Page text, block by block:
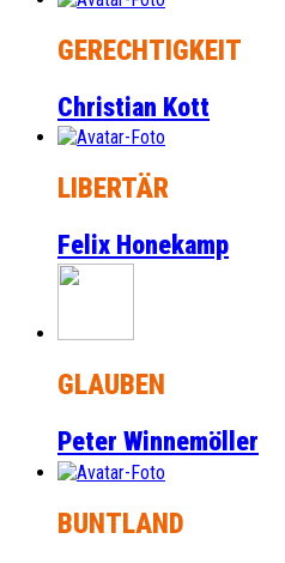
GERECHTIGKEIT
Christian Kott
LIBERTÄR
Felix Honekamp
GLAUBEN
Peter Winnemöller
BUNTLAND